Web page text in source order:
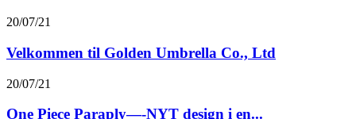
20/07/21
Velkommen til Golden Umbrella Co., Ltd
20/07/21
One Piece Paraply—-NYT design i en...